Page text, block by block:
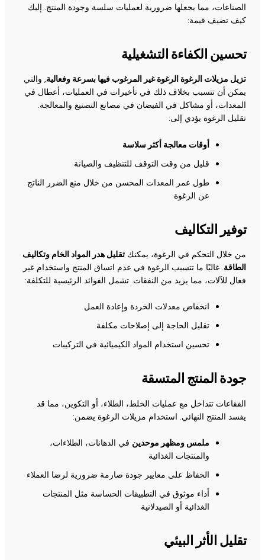
الصناعات، مما يجعلها ضرورية لعمليات سلسة وجودة المنتج. إليك
كيف تضيف قيمة:
تحسين الكفاءة التشغيلية
تزيل مزيلات الرغوة الرغوة غير المرغوب فيها بسرعة وفعالية, والتي
يمكن أن تتسبب بخلاف ذلك في تأخيرات في العمليات، أعطال في
المعدات، أو مشاكل في الفيضان في مصانع التصنيع والمعالجة.
تقليل الرغوة يؤدي إلى:
أوقات معالجة أكثر سلاسة
قليل من وقت التوقف للتنظيف والصيانة
طول عمر المعدات المحسن من خلال منع الضرر الناتج
عن الرغوة
توفير التكاليف
من خلال التحكم في الرغوة، يمكنك تقليل هدر المواد الخام وتكاليف
الطاقة. غالبًا ما تتسبب الرغوة في عدم اتساق المنتج واستخدام غير
فعال للآلات، مما يزيد من النفقات. تشمل الفوائد الرئيسية للتكلفة:
انخفاض معدلات الخردة وإعادة العمل
تقليل الحاجة إلى إصلاحات مكلفة
تحسين استخدام المواد الكيميائية في التركيبات
جودة المنتج المتسقة
الفقاعات تتداخل مع عمليات الخلط، الطلاء، أو التكوين، مما قد
يفسد المنتج النهائي. استخدام مزيلات الرغوة يضمن:
ملمس ومظهر موحدين في الدهانات، الطلاءات،
والمنتجات الغذائية
الحفاظ على معايير جودة صارمة ضرورية لرضا العملاء
أداء موثوق في التطبيقات الحساسة مثل المنتجات
الغذائية أو الصيدلانية
تقليل الأثر البيئي